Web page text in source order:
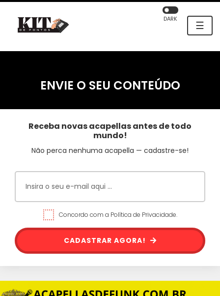
☰
DARK
ENVIE O SEU CONTEÚDO
Receba novas acapellas antes de todo
mundo!
Não perca nenhuma acapella — cadastre-se!
Concordo com a Política de Privacidade.
CADASTRAR AGORA!